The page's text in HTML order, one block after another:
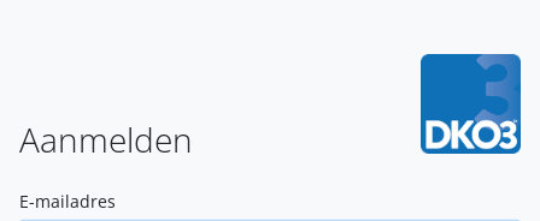
Aanmelden
E-mailadres